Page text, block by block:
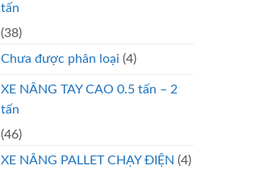
tấn
(38)
Chưa được phân loại (4)
XE NÂNG TAY CAO 0.5 tấn – 2
tấn
(46)
XE NÂNG PALLET CHẠY ĐIỆN (4)